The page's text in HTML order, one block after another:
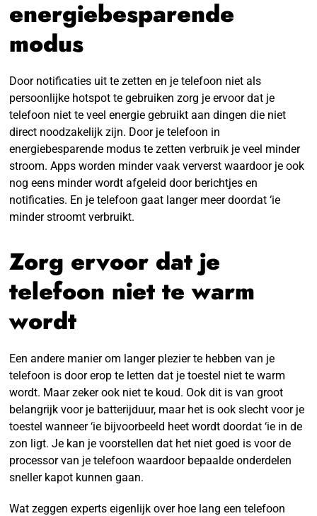
energiebesparende
modus
Door notificaties uit te zetten en je telefoon niet als
persoonlijke hotspot te gebruiken zorg je ervoor dat je
telefoon niet te veel energie gebruikt aan dingen die niet
direct noodzakelijk zijn. Door je telefoon in
energiebesparende modus te zetten verbruik je veel minder
stroom. Apps worden minder vaak ververst waardoor je ook
nog eens minder wordt afgeleid door berichtjes en
notificaties. En je telefoon gaat langer meer doordat ‘ie
minder stroomt verbruikt.
Zorg ervoor dat je
telefoon niet te warm
wordt
Een andere manier om langer plezier te hebben van je
telefoon is door erop te letten dat je toestel niet te warm
wordt. Maar zeker ook niet te koud. Ook dit is van groot
belangrijk voor je batterijduur, maar het is ook slecht voor je
toestel wanneer ‘ie bijvoorbeeld heet wordt doordat ‘ie in de
zon ligt. Je kan je voorstellen dat het niet goed is voor de
processor van je telefoon waardoor bepaalde onderdelen
sneller kapot kunnen gaan.
Wat zeggen experts eigenlijk over hoe lang een telefoon